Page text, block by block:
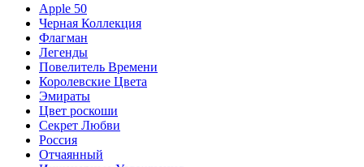
Apple 50
Черная Коллекция
Флагман
Легенды
Повелитель Времени
Королевские Цвета
Эмираты
Цвет роскоши
Секрет Любви
Россия
Отчаянный